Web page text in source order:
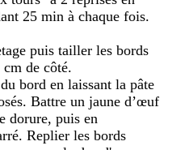
25 min à chaque fois.
puis tailler les bords
de côté.
bord en laissant la pâte
Battre un jaune d’œuf
dorure, puis en
Replier les bords